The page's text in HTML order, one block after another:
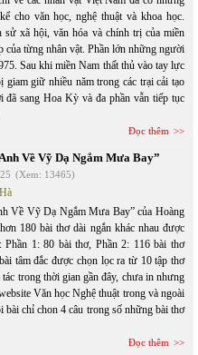
cho văn học, nghệ thuật và khoa học.
xã hội, văn hóa và chính trị của miền
từng nhân vật. Phần lớn những người
Sau khi miền Nam thất thủ vào tay lực
giam giữ nhiều năm trong các trại cải tạo
sang Hoa Kỳ và đa phần vẫn tiếp tục
Đọc thêm
Về Vỹ Dạ Ngắm Mưa Bay”
(Xem: 13465)
Về Vỹ Dạ Ngắm Mưa Bay” của Hoàng
180 bài thơ dài ngắn khác nhau được
Phần 1: 80 bài thơ, Phần 2: 116 bài thơ
tâm đắc được chọn lọc ra từ 10 tập thơ
trong thời gian gần đây, chưa in nhưng
Văn học Nghệ thuật trong và ngoài
chỉ chon 4 câu trong số những bài thơ
Đọc thêm